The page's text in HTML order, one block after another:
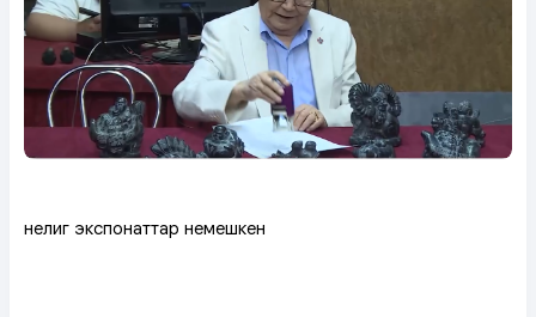
Үнелиг экспонаттар немешкен